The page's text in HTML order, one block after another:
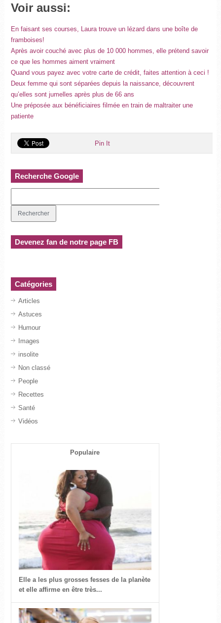
Voir aussi:
En faisant ses courses, Laura trouve un lézard dans une boîte de
framboises!
Après avoir couché avec plus de 10 000 hommes, elle prétend savoir
ce que les hommes aiment vraiment
Quand vous payez avec votre carte de crédit, faites attention à ceci !
Deux femme qui sont séparées depuis la naissance, découvrent
qu’elles sont jumelles après plus de 66 ans
Une préposée aux bénéficiaires filmée en train de maltraiter une
patiente
Pin It
Recherche Google
Devenez fan de notre page FB
Catégories
Articles
Astuces
Humour
Images
insolite
Non classé
People
Recettes
Santé
Vidéos
Populaire
Elle a les plus grosses fesses de la planète
et elle affirme en être très...